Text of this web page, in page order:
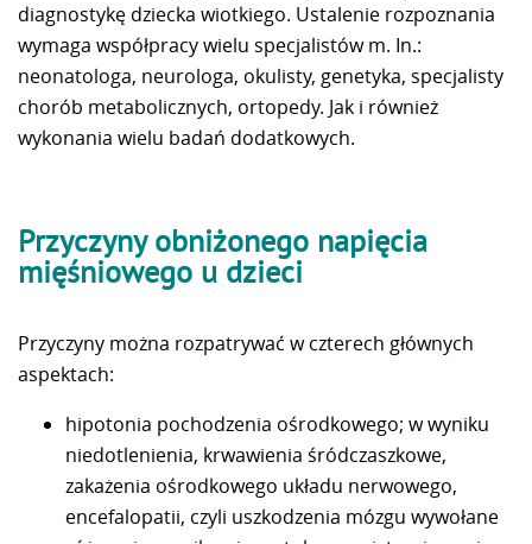
diagnostykę dziecka wiotkiego. Ustalenie rozpoznania
wymaga współpracy wielu specjalistów m. In.:
neonatologa, neurologa, okulisty, genetyka, specjalisty
chorób metabolicznych, ortopedy. Jak i również
wykonania wielu badań dodatkowych.
Przyczyny obniżonego napięcia
mięśniowego u dzieci
Przyczyny można rozpatrywać w czterech głównych
aspektach:
hipotonia pochodzenia ośrodkowego; w wyniku
niedotlenienia, krwawienia śródczaszkowe,
zakażenia ośrodkowego układu nerwowego,
encefalopatii, czyli uszkodzenia mózgu wywołane